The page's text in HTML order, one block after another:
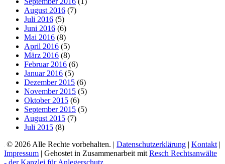
August 2016 (7)
Juli 2016 (5)
Juni 2016 (6)
Mai 2016 (8)
April 2016 (5)
März 2016 (8)
Februar 2016 (6)
Januar 2016 (5)
Dezember 2015 (6)
November 2015 (5)
Oktober 2015 (6)
September 2015 (5)
August 2015 (7)
Juli 2015 (8)
© 2026 Alle Rechte vorbehalten. | Datenschutzerklärung | Kontakt |
Impressum | Gehostet in Zusammenarbeit mit Resch Rechtsanwälte
- der Kanzlei für Anlegerschutz